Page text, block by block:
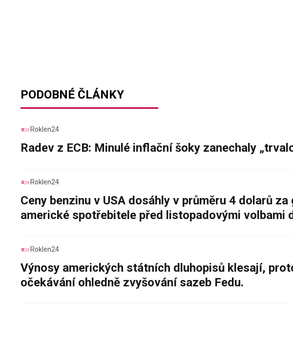
PODOBNÉ ČLÁNKY
Roklen24
Radev z ECB: Minulé inflační šoky zanechaly
Roklen24
Ceny benzinu v USA dosáhly v průměru 4 dolarů
americké spotřebitele před listopadovými volbami
Roklen24
Výnosy amerických státních dluhopisů klesají,
očekávání ohledně zvyšování sazeb Fedu.